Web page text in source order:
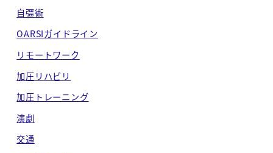
自彊術
OARSIガイドライン
リモートワーク
加圧リハビリ
加圧トレーニング
演劇
交通